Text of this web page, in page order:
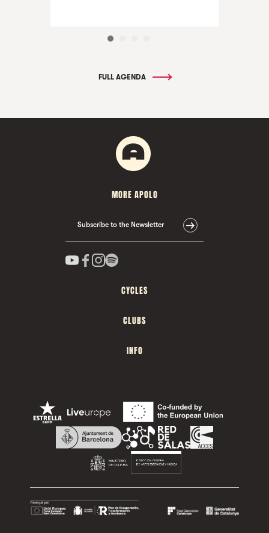
FULL AGENDA
MORE APOLO
Subscribe to the Newsletter
CYCLES
CLUBS
INFO